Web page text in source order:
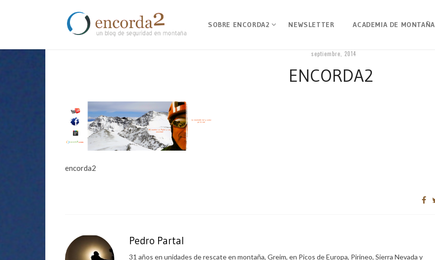
SOBRE ENCORDA2 NEWSLETTER ACADEMIA DE MONTAÑA
septiembre, 2014
ENCORDA2
encorda2
Pedro Partal
31 años en unidades de rescate en montaña, Greim, en Picos de Europa, Pirineo, Sierra Nevada y